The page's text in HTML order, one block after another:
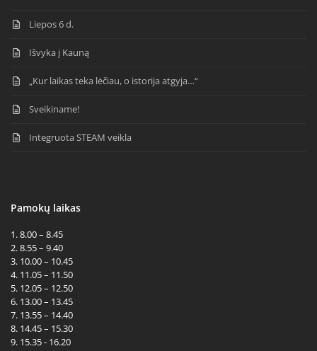
Liepos 6 d.
Išvyka į Kauną
„Kur laikas teka lėčiau, o istorija atgyja…“
Sveikiname!
Integruota STEAM veikla
Pamokų laikas
1. 8.00 – 8.45
2. 8.55 – 9.40
3. 10.00 – 10.45
4. 11.05 – 11.50
5. 12.05 – 12.50
6. 13.00 – 13.45
7. 13.55 – 14.40
8. 14.45 – 15.30
9. 15.35 - 16.20